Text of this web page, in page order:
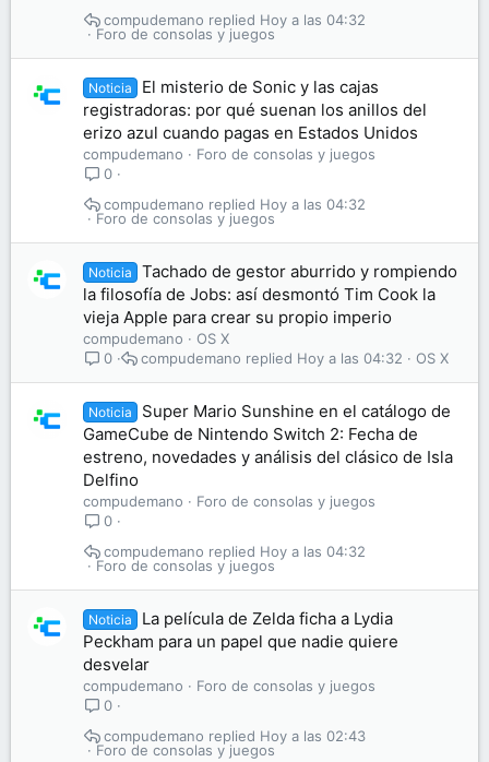
Foro de consolas y juegos
Hoy a las 04:32
compudemano
Noticia
El misterio de Sonic y las cajas
registradoras: por qué suenan los anillos del
erizo azul cuando pagas en Estados Unidos
compudemano
Foro de consolas y juegos
0
Foro de consolas y juegos
Hoy a las 04:32
compudemano
Noticia
Tachado de gestor aburrido y rompiendo
la filosofía de Jobs: así desmontó Tim Cook la
vieja Apple para crear su propio imperio
compudemano
OS X
0
OS X
Hoy a las 04:32
compudemano
Noticia
Super Mario Sunshine en el catálogo de
GameCube de Nintendo Switch 2: Fecha de
estreno, novedades y análisis del clásico de Isla
Delfino
compudemano
Foro de consolas y juegos
0
Foro de consolas y juegos
Hoy a las 04:32
compudemano
Noticia
La película de Zelda ficha a Lydia
Peckham para un papel que nadie quiere
desvelar
compudemano
Foro de consolas y juegos
0
Foro de consolas y juegos
Hoy a las 02:43
compudemano